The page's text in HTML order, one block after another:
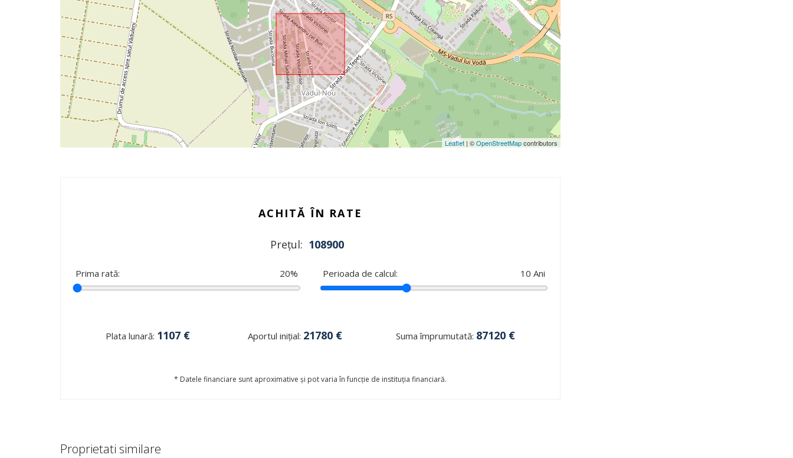
Leaflet| ©OpenStreetMapcontributors
ACHITĂ ÎN RATE
Prețul: 108900
Prima rată: 20% Perioada de calcul: 10 Ani
Plata lunară: 1107€ Aportul inițial: 21780€ Suma împrumutată: 87120€
* Datele financiare sunt aproximative și pot varia în funcție de instituția financiară.
Proprietati similare